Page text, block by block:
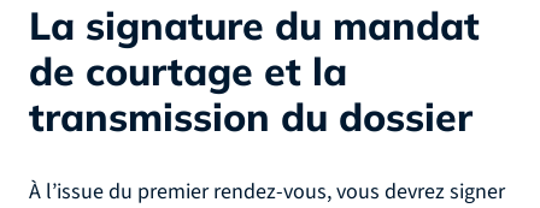
La signature du mandat
de courtage et la
transmission du dossier
À l’issue du premier rendez-vous, vous devrez signer